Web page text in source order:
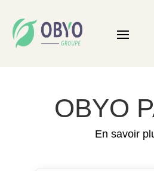
OBYO
En savoir